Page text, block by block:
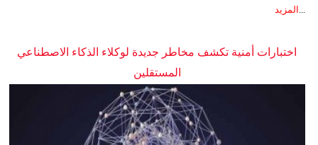
المزيد
اختبارات أمنية تكشف مخاطر جديدة لوكلاء الذكاء الاصطناعي
المستقلين